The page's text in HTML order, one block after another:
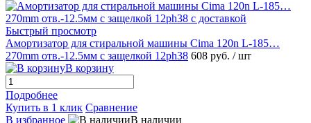
Быстрый просмотр
Амортизатор для стиральной машины Cima 120n L-185…
270mm отв.-12.5мм с защелкой 12ph38 608 руб. / шт
В корзину
Подробнее
Купить в 1 клик Сравнение
В избранное
В наличии